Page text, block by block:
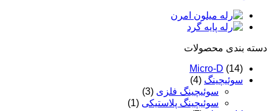
دسته‌ بندی محصولات
Micro-D (14)
سوئیچینگ (4)
سوئیچینگ فلزی (3)
سوئیچینگ پلاستیکی (1)